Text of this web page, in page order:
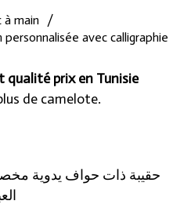
à main
/
avec calligraphie
qualité prix en Tunisie
de camelote.
حقيبة ذات حواف يدوية